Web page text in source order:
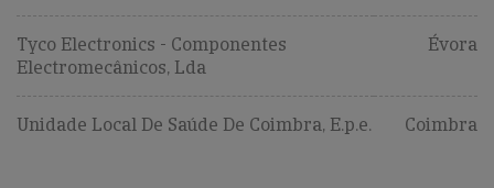
Tyco Electronics - Componentes
Electromecânicos, Lda
Évora
Unidade Local De Saúde De Coimbra, E.p.e. Coimbra